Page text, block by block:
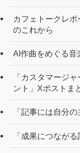
カフェトークレ
のこれから
AI作曲をめぐる音
「カスタマージ
ント」Xポストま
「記事には自分
「成果につなが